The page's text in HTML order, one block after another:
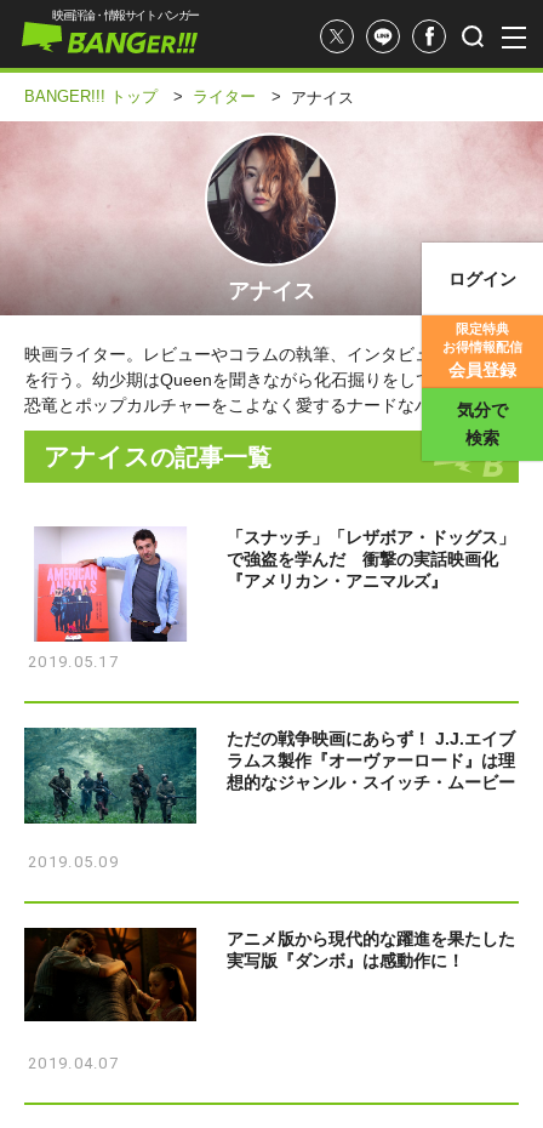
映画記事
映画評価
映画評論・情報サイト バンガー
ログイン
限定特典
お得情報配信
会員登録
気分で
検索
BANGER!!! トップ > ライター > アナイス
アナイス
映画ライター。レビューやコラムの執筆、インタビュー取材など
を行う。幼少期はQueenを聞きながら化石掘りをして過ごした、
恐竜とポップカルチャーをこよなく愛するナードなハーフ。
アナイスの記事一覧
「スナッチ」「レザボア・ドッグス」
で強盗を学んだ 衝撃の実話映画化
『アメリカン・アニマルズ』
2019.05.17
ただの戦争映画にあらず！ J.J.エイブ
ラムス製作『オーヴァーロード』は理
想的なジャンル・スイッチ・ムービー
2019.05.09
アニメ版から現代的な躍進を果たした
実写版『ダンボ』は感動作に！
2019.04.07